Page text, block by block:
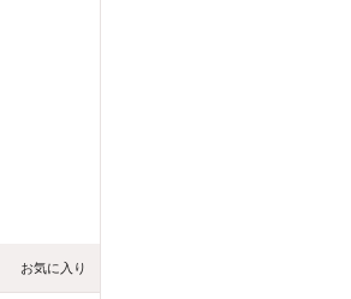
お気に入り